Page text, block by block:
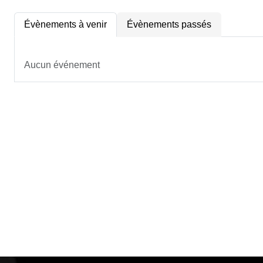
Évènements à venir Évènements passés
Aucun événement